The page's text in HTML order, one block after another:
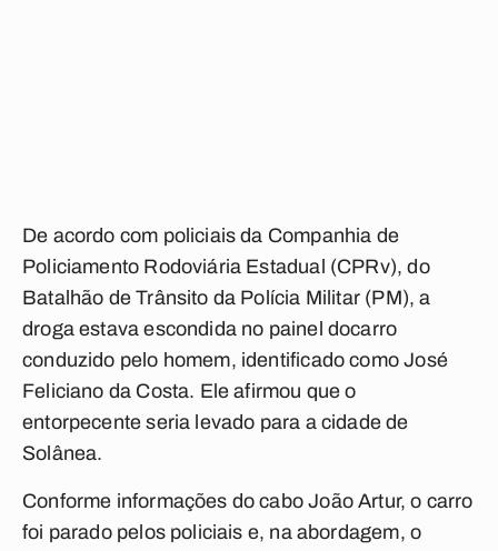
De acordo com policiais da Companhia de
Policiamento Rodoviária Estadual (CPRv), do
Batalhão de Trânsito da Polícia Militar (PM), a
droga estava escondida no painel docarro
conduzido pelo homem, identificado como José
Feliciano da Costa. Ele afirmou que o
entorpecente seria levado para a cidade de
Solânea.
Conforme informações do cabo João Artur, o carro
foi parado pelos policiais e, na abordagem, o